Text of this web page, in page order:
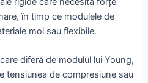
în timp ce modulele de
moi sau flexibile.
diferă de modulul lui Young,
tensiunea de compresiune sau